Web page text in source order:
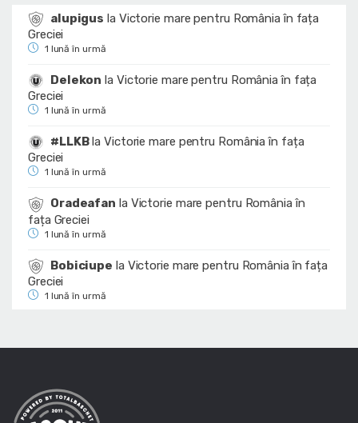
alupigus la Victorie mare pentru România în fața
Greciei
1 lună în urmă
Delekon la Victorie mare pentru România în fața
Greciei
1 lună în urmă
#LLKBlaVictorie mare pentru România în fața
Greciei
1 lună în urmă
Oradeafan la Victorie mare pentru România în
fața Greciei
1 lună în urmă
Bobiciupe la Victorie mare pentru România în fața
Greciei
1 lună în urmă